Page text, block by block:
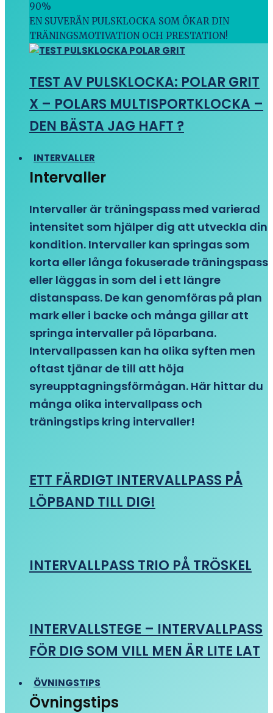
90%
EN SUVERÄN PULSKLOCKA SOM ÖKAR DIN
TRÄNINGSMOTIVATION OCH PRESTATION!
TEST AV PULSKLOCKA: POLAR GRIT
X – POLARS MULTISPORTKLOCKA –
DEN BÄSTA JAG HAFT ?
INTERVALLER
Intervaller
Intervaller är träningspass med varierad
intensitet som hjälper dig att utveckla din
kondition. Intervaller kan springas som
korta eller långa fokuserade träningspass
eller läggas in som del i ett längre
distanspass. De kan genomföras på plan
mark eller i backe och många gillar att
springa intervaller på löparbana.
Intervallpassen kan ha olika syften men
oftast tjänar de till att höja
syreupptagningsförmågan. Här hittar du
många olika intervallpass och
träningstips kring intervaller!
ETT FÄRDIGT INTERVALLPASS PÅ
LÖPBAND TILL DIG!
INTERVALLPASS TRIO PÅ TRÖSKEL
INTERVALLSTEGE – INTERVALLPASS
FÖR DIG SOM VILL MEN ÄR LITE LAT
ÖVNINGSTIPS
Övningstips